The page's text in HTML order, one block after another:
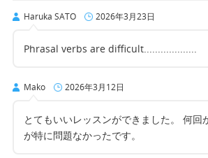
Haruka SATO 2026年3月23日
Phrasal verbs are difficult...................
Mako 2026年3月12日
とてもいいレッスンができました。 何回
が特に問題なかったです。